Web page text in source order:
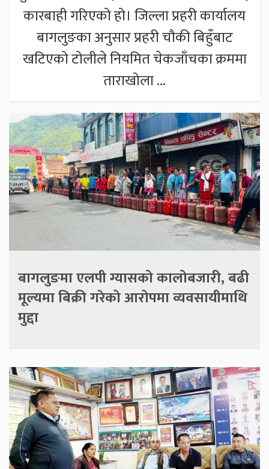
कारबाही गरिएको हो। जिल्ला प्रहरी कार्यालय
बागलुङका अनुसार प्रहरी चौकी बिहुँबाट
खटिएको टोलीले नियमित चेकजाँचका क्रममा
ताराखोला ...
बागलुङमा एलपी ग्यासको कालोबजारी, बढी
मूल्यमा बिक्री गरेको आरोपमा व्यवसायीमाथि
मुद्दा